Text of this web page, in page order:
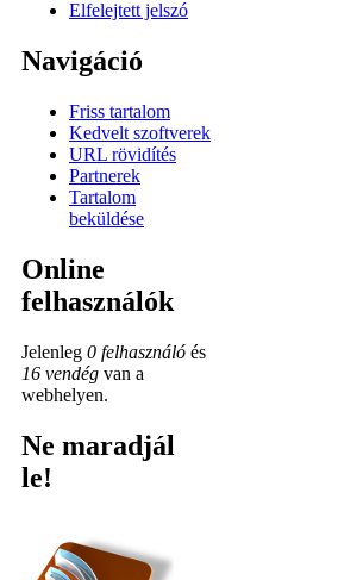
Elfelejtett jelszó
Navigáció
Friss tartalom
Kedvelt szoftverek
URL rövidítés
Partnerek
Tartalom
beküldése
Online
felhasználók
Jelenleg 0 felhasználó és
16 vendég van a
webhelyen.
Ne maradjál
le!